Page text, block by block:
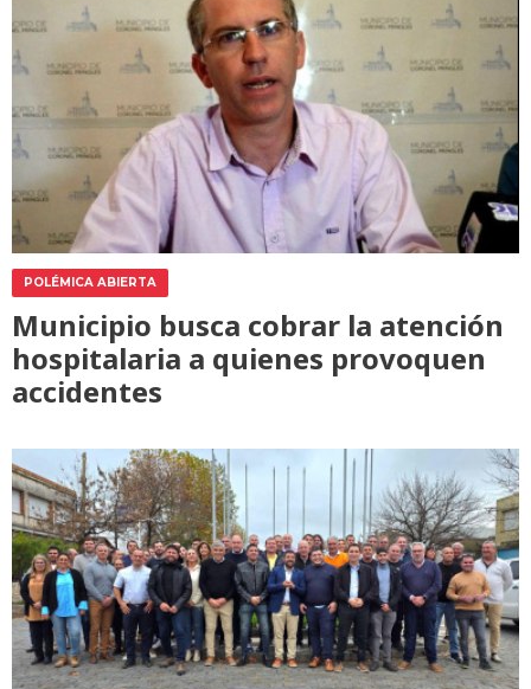
POLÉMICA ABIERTA
Municipio busca cobrar la atención
hospitalaria a quienes provoquen
accidentes